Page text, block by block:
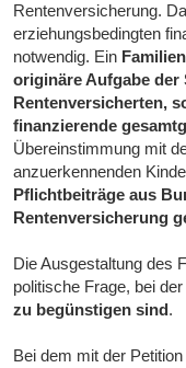
Rentenversicherung.
erziehungsbedingten
notwendig. Ein
originäre Aufgabe
Rentenversicherten,
finanzierende
Übereinstimmung mit
anzuerkennenden
Pflichtbeiträge aus
Rentenversicherung
Die Ausgestaltung des
politische Frage, bei
zu begünstigen sind.
Bei dem mit der